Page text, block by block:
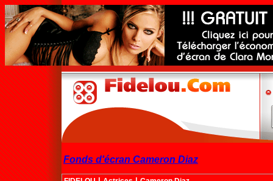
Fonds d'écran Cameron Diaz